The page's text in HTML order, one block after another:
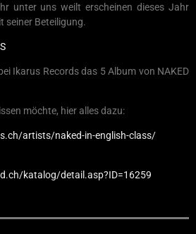
unter uns weilt erscheinen dieses Jahr
seiner Beteiligung.
Ikarus Records das 5 Album von NAKED
möchte, hier alles dazu:
artists/naked-in-english-class/
katalog/detail.asp?ID=16259